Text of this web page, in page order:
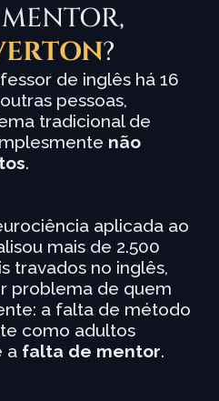
?
de inglês há 16
pessoas,
tradicional de
não
.
aplicada ao
mais de 2.500
travados no inglês,
problema de quem
a falta de método
como adultos
a falta de mentor.